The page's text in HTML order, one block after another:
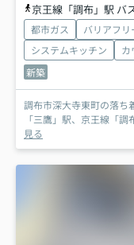
京王線「調布」駅 バ
都市ガス バリアフリ
システムキッチン
カ
新築
調布市深大寺東町の落ち
「三鷹」駅、京王線「
見る